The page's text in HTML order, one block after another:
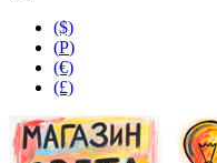
($)
(Р)
(€)
(£)